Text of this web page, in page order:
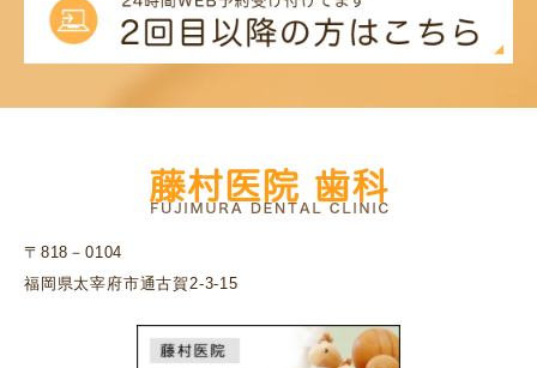
〒818－0104
福岡県太宰府市通古賀2-3-15